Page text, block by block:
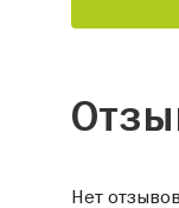
Нет отзывов